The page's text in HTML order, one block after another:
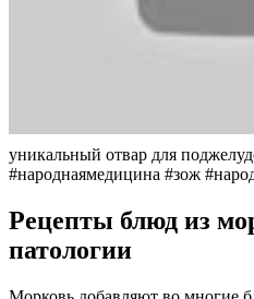
уникальный отвар для
#народнаямедицина #зож
Рецепты блюд из
патологии